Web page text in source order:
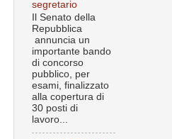
segretario
Il Senato della
Repubblica
annuncia un
importante bando
di concorso
pubblico, per
esami, finalizzato
alla copertura di
30 posti di
lavoro...